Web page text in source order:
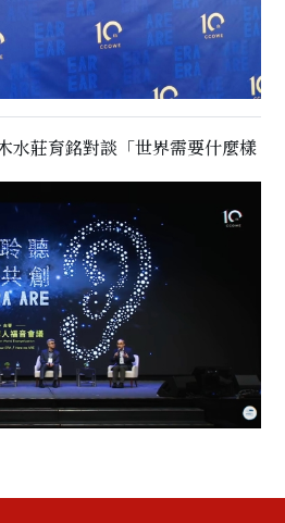
水莊育銘對談「世界需要什麼樣